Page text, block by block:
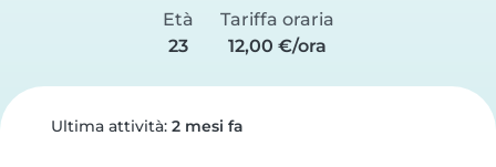
Età
23
Tariffa oraria
12,00 €/ora
Ultima attività: 2 mesi fa